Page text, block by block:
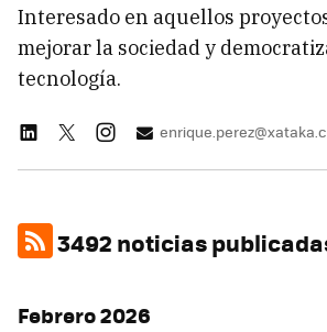
Interesado en aquellos
mejorar la sociedad y
tecnología.
3492 noticias
Febrero 2026